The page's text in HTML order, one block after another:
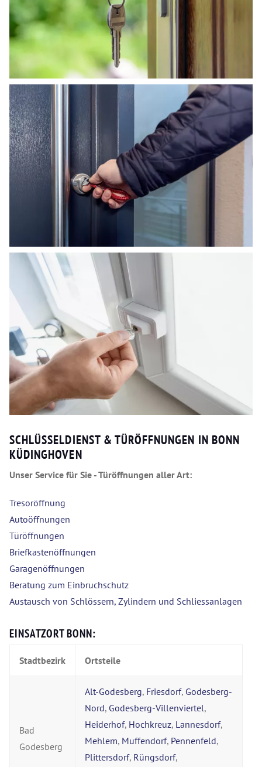
SCHLÜSSELDIENST & TÜRÖFFNUNGEN IN BONN
KÜDINGHOVEN
Unser Service für Sie - Türöffnungen aller Art:
Tresoröffnung
Autoöffnungen
Türöffnungen
Briefkastenöffnungen
Garagenöffnungen
Beratung zum Einbruchschutz
Austausch von Schlössern, Zylindern und Schliessanlagen
EINSATZORT BONN:
Stadtbezirk Ortsteile
Bad
Godesberg
Alt-Godesberg, Friesdorf, Godesberg-
Nord, Godesberg-Villenviertel,
Heiderhof, Hochkreuz, Lannesdorf,
Mehlem, Muffendorf, Pennenfeld,
Plittersdorf, Rüngsdorf,